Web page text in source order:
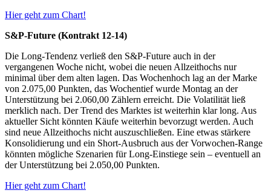
Hier geht zum Chart!
S&P-Future (Kontrakt 12-14)
Die Long-Tendenz verließ den S&P-Future auch in der
vergangenen Woche nicht, wobei die neuen Allzeithochs nur
minimal über dem alten lagen. Das Wochenhoch lag an der Marke
von 2.075,00 Punkten, das Wochentief wurde Montag an der
Unterstützung bei 2.060,00 Zählern erreicht. Die Volatilität ließ
merklich nach. Der Trend des Marktes ist weiterhin klar long. Aus
aktueller Sicht könnten Käufe weiterhin bevorzugt werden. Auch
sind neue Allzeithochs nicht auszuschließen. Eine etwas stärkere
Konsolidierung und ein Short-Ausbruch aus der Vorwochen-Range
könnten mögliche Szenarien für Long-Einstiege sein – eventuell an
der Unterstützung bei 2.050,00 Punkten.
Hier geht zum Chart!